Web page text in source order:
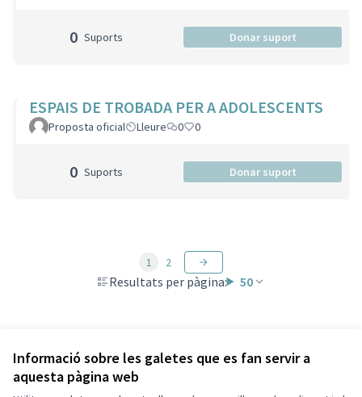
Informació sobre les galetes que es fan servir a
aquesta pàgina web
0 Suports Donar suport
ESPAIS DE TROBADA PER A ADOLESCENTS
Proposta oficial Lleure 0 0
0 Suports Donar suport
Resultats per pàgina: 50
1 2
Veure totes les propostes retirades